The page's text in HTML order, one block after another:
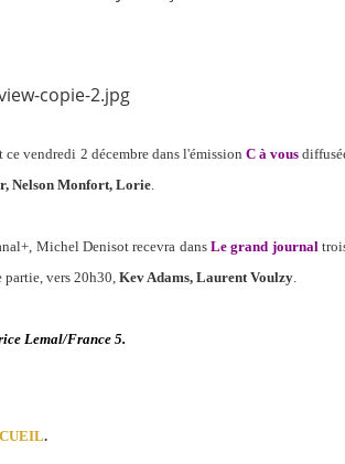
ce vendredi 2 décembre dans l'émission C à vous
Nelson Monfort, Lorie.
Michel Denisot recevra dansLe grand journal
partie, vers 20h30, Kev Adams, Laurent Voulzy.
Lemal/France 5.
.